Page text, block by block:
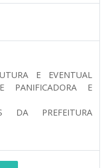
E EVENTUAL
PANIFICADORA E
DA PREFEITURA